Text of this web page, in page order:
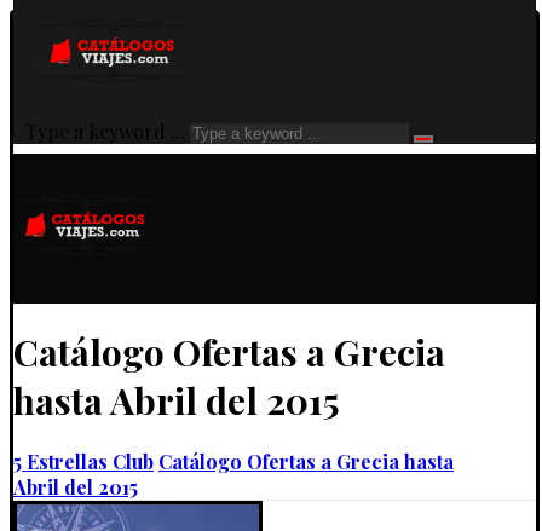
Type a keyword ...
Catálogo Ofertas a Grecia
hasta Abril del 2015
5 Estrellas Club Catálogo Ofertas a Grecia hasta
Abril del 2015